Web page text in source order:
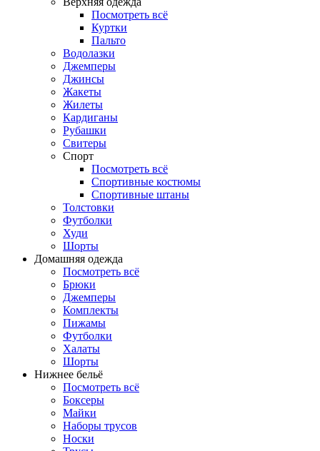
Посмотреть всё
Куртки
Пальто
Водолазки
Джемперы
Джинсы
Жакеты
Жилеты
Кардиганы
Рубашки
Свитеры
Спорт
Посмотреть всё
Спортивные костюмы
Спортивные штаны
Толстовки
Футболки
Худи
Шорты
Домашняя одежда
Посмотреть всё
Брюки
Джемперы
Комплекты
Пижамы
Футболки
Халаты
Шорты
Нижнее бельё
Посмотреть всё
Боксеры
Майки
Наборы трусов
Носки